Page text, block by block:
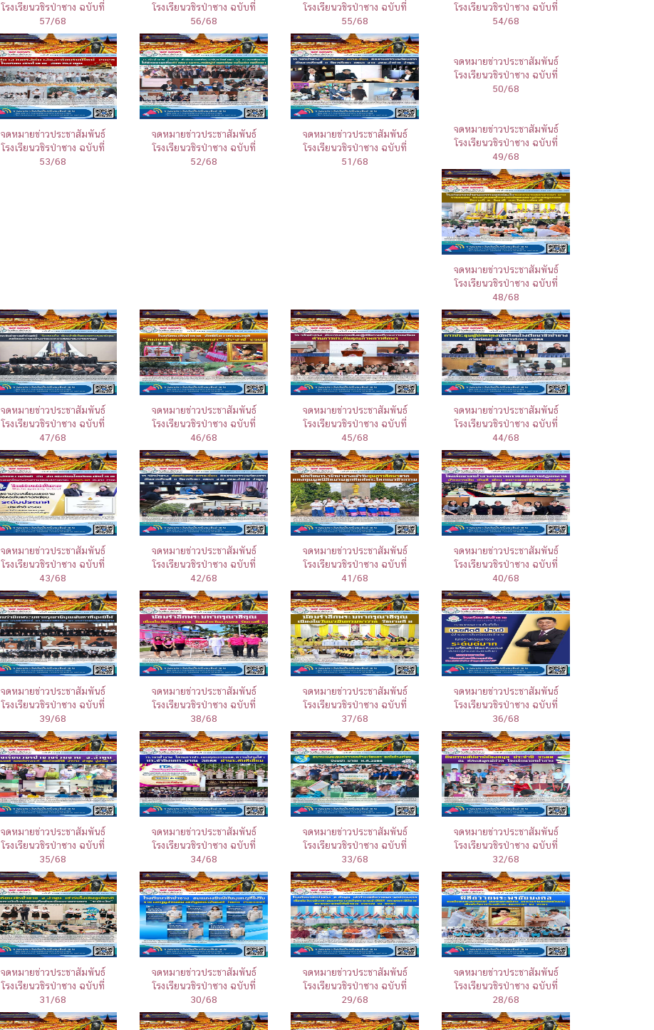
โรงเรียนวชิรป่าซาง ฉบับที่
57/68
โรงเรียนวชิรป่าซาง ฉบับที่
56/68
โรงเรียนวชิรป่าซาง ฉบับที่
55/68
โรงเรียนวชิรป่าซาง ฉบับที่
54/68
จดหมายข่าวประชาสัมพันธ์
โรงเรียนวชิรป่าซาง ฉบับที่
53/68
จดหมายข่าวประชาสัมพันธ์
โรงเรียนวชิรป่าซาง ฉบับที่
52/68
จดหมายข่าวประชาสัมพันธ์
โรงเรียนวชิรป่าซาง ฉบับที่
51/68
จดหมายข่าวประชาสัมพันธ์
โรงเรียนวชิรป่าซาง ฉบับที่
50/68
จดหมายข่าวประชาสัมพันธ์
โรงเรียนวชิรป่าซาง ฉบับที่
49/68
จดหมายข่าวประชาสัมพันธ์
โรงเรียนวชิรป่าซาง ฉบับที่
48/68
จดหมายข่าวประชาสัมพันธ์
โรงเรียนวชิรป่าซาง ฉบับที่
47/68
จดหมายข่าวประชาสัมพันธ์
โรงเรียนวชิรป่าซาง ฉบับที่
46/68
จดหมายข่าวประชาสัมพันธ์
โรงเรียนวชิรป่าซาง ฉบับที่
45/68
จดหมายข่าวประชาสัมพันธ์
โรงเรียนวชิรป่าซาง ฉบับที่
44/68
จดหมายข่าวประชาสัมพันธ์
โรงเรียนวชิรป่าซาง ฉบับที่
43/68
จดหมายข่าวประชาสัมพันธ์
โรงเรียนวชิรป่าซาง ฉบับที่
42/68
จดหมายข่าวประชาสัมพันธ์
โรงเรียนวชิรป่าซาง ฉบับที่
41/68
จดหมายข่าวประชาสัมพันธ์
โรงเรียนวชิรป่าซาง ฉบับที่
40/68
จดหมายข่าวประชาสัมพันธ์
โรงเรียนวชิรป่าซาง ฉบับที่
39/68
จดหมายข่าวประชาสัมพันธ์
โรงเรียนวชิรป่าซาง ฉบับที่
38/68
จดหมายข่าวประชาสัมพันธ์
โรงเรียนวชิรป่าซาง ฉบับที่
37/68
จดหมายข่าวประชาสัมพันธ์
โรงเรียนวชิรป่าซาง ฉบับที่
36/68
จดหมายข่าวประชาสัมพันธ์
โรงเรียนวชิรป่าซาง ฉบับที่
35/68
จดหมายข่าวประชาสัมพันธ์
โรงเรียนวชิรป่าซาง ฉบับที่
34/68
จดหมายข่าวประชาสัมพันธ์
โรงเรียนวชิรป่าซาง ฉบับที่
33/68
จดหมายข่าวประชาสัมพันธ์
โรงเรียนวชิรป่าซาง ฉบับที่
32/68
จดหมายข่าวประชาสัมพันธ์
โรงเรียนวชิรป่าซาง ฉบับที่
31/68
จดหมายข่าวประชาสัมพันธ์
โรงเรียนวชิรป่าซาง ฉบับที่
30/68
จดหมายข่าวประชาสัมพันธ์
โรงเรียนวชิรป่าซาง ฉบับที่
29/68
จดหมายข่าวประชาสัมพันธ์
โรงเรียนวชิรป่าซาง ฉบับที่
28/68